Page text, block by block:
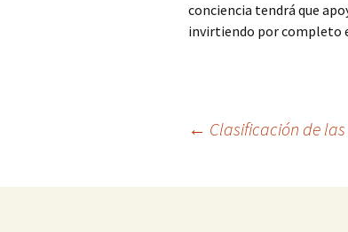
conciencia tendrá que
invirtiendo por completo
Navegación
de
← Clasificación de